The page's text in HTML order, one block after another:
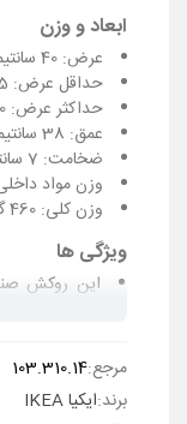
ابعاد و وزن
عرض: 40 سانتیمتر
حداقل عرض: 35 سانتیمتر
حداکثر عرض: 40 سانتیمتر
عمق: 38 سانتیمتر
ضخامت: 7 سانتیمتر
وزن مواد داخلی: 330
وزن کلی: 460 گرم
ویژگی ها
این روکش
می‌توان آن را
لباسشویی می‌باشد.
بست‌های قلاب
می‌دارند.
مرجع:103.310.14
برند:ایکیا IKEA